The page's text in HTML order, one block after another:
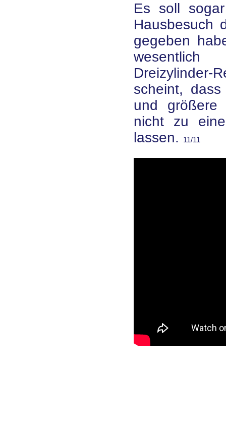
Es soll
Hausbesuch
gegeben
wesentlich
Dreizylinder-
scheint,
und größere
nicht zu
lassen.
11/11